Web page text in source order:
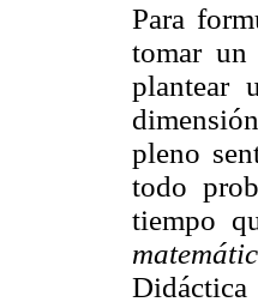
Para
tomar
plantear
pleno
todo
tiempo